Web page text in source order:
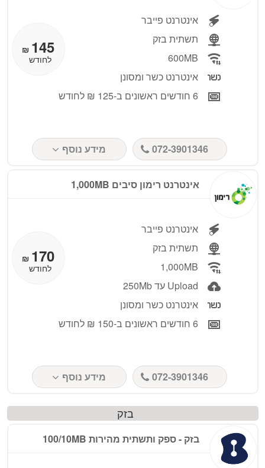
אינטרנט פייבר
תשתית בזק
600MB
אינטרנט כשר ומסונן
6 חודשים ראשונים ב-125 ₪ לחודש
145
₪
לחודש
072-3901346 מידע נוסף
אינטרנט רימון סיבים 1,000MB
אינטרנט פייבר
תשתית בזק
1,000MB
Upload עד 250Mb
אינטרנט כשר ומסונן
6 חודשים ראשונים ב-150 ₪ לחודש
170
₪
לחודש
072-3901346 מידע נוסף
בזק
בזק - ספק ותשתית מהירות 100/10MB